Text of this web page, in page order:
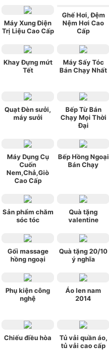
Máy Xung Điện
Trị Liệu Cao Cấp
Ghế Hơi, Đệm
Nệm Hơi Cao
Cấp
Khay Đựng mứt
Tết
Máy Sấy Tóc
Bán Chạy Nhất
Quạt Đèn sưởi,
máy sưởi
Bếp Từ Bán
Chạy Mọi Thời
Đại
Máy Dụng Cụ
Cuốn
Nem,Chả,Giò
Cao Cấp
Bếp Hồng Ngoại
Bán Chạy
Sản phẩm chăm
sóc tóc
Quà tặng
valentine
Gối massage
hồng ngoại
Quà tặng 20/10
ý nghĩa
Phụ kiện công
nghệ
Áo len nam
2014
Chiếu điều hòa
Tủ vải quần áo,
tủ vải cao cấp